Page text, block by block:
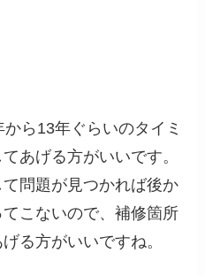
ら13年ぐらいのタイミ
あげる方がいいです。
問題が見つかれば後か
こないので、補修箇所
る方がいいですね。